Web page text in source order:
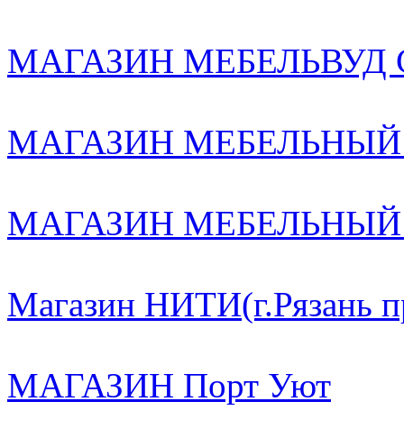
МАГАЗИН МЕБЕЛЬВУД
МАГАЗИН
МАГАЗИН
Магазин НИТИ(г.Рязань
МАГАЗИН Порт Уют